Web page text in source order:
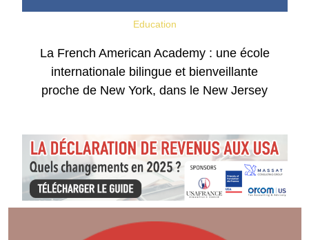
Education
La French American Academy : une école
internationale bilingue et bienveillante
proche de New York, dans le New Jersey